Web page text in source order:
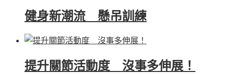
健身新潮流 懸吊訓練
提升關節活動度 沒事多伸展！